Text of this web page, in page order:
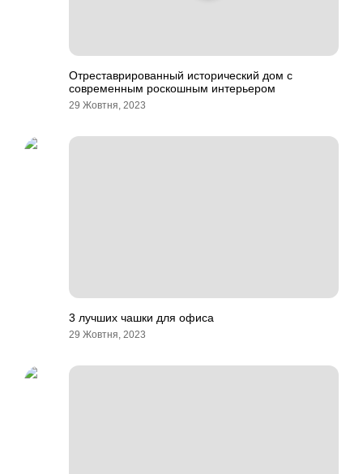
Отреставрированный исторический дом с
современным роскошным интерьером
29 Жовтня, 2023
3 лучших чашки для офиса
29 Жовтня, 2023